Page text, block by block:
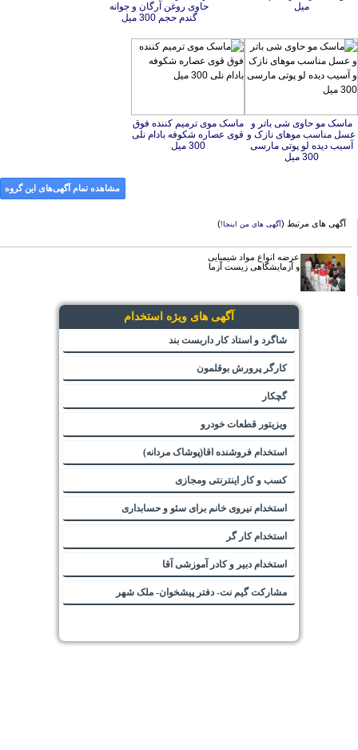
میل
گندم حجم 300 میل
ماسک مو حاوی شی باتر و
عسل مناسب موهای نازک و
آسیب دیده لو پوتی مارسی
300 میل
ماسک موی ترمیم کننده فوق
قوی عصاره شکوفه بادام نلی
300 میل
مشاهده تمام آگهی‌های این گروه
آگهی های مرتبط (آگهی های من اینجا!)
عرضه انواع مواد شیمیایی
و آزمایشگاهی زیست آزما
آگهی های ویژه استخدام
شاگرد و استاد کار داربست بند
کارگر پرورش بوقلمون
گچکار
ویزیتور قطعات خودرو
استخدام فروشنده اقا(پوشاک مردانه)
کسب و کار اینترنتی ومجازی
استخدام نیروی خانم برای سئو و حسابداری
استخدام کار گر
استخدام دبیر و کادر آموزشی آقا
مشارکت گیم نت- دفتر پیشخوان- ملک شهر